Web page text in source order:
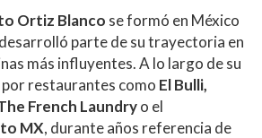
Ortiz Blanco se formó en México
parte de su trayectoria en
más influyentes. A lo largo de su
restaurantes como El Bulli,
French Laundryo el
MX, durante años referencia de